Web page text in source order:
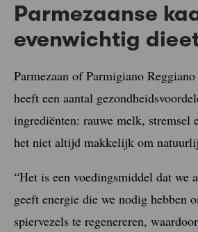
Parmezaanse
evenwichtig
Parmezaan of Parmigiano
heeft een aantal
ingrediënten: rauwe melk, stremsel
het niet altijd makkelijk om
“Het is een voedingsmiddel dat we
geeft energie die we nodig hebben
spiervezels te regenereren,